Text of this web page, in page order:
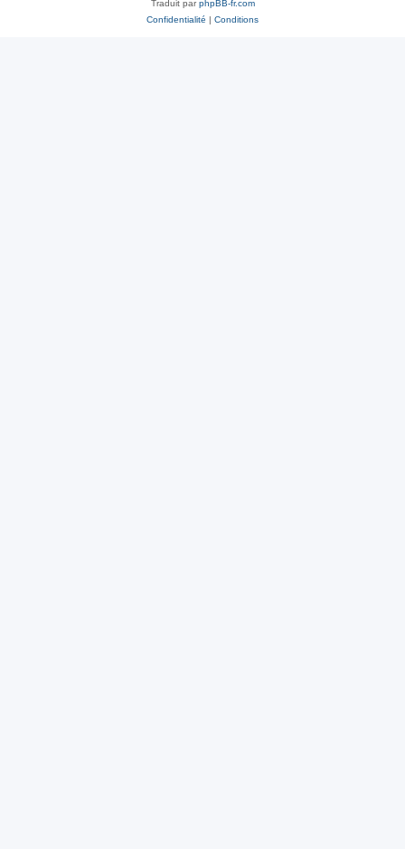
Traduit parphpBB-fr.com
Confidentialité | Conditions